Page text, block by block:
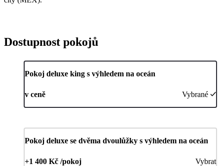
Dostupnost pokojů
Pokoj deluxe king s výhledem na oceán
v ceně Vybrané
Pokoj deluxe se dvěma dvoulůžky s výhledem na oceán
+1 400 Kč /pokoj Vybrat